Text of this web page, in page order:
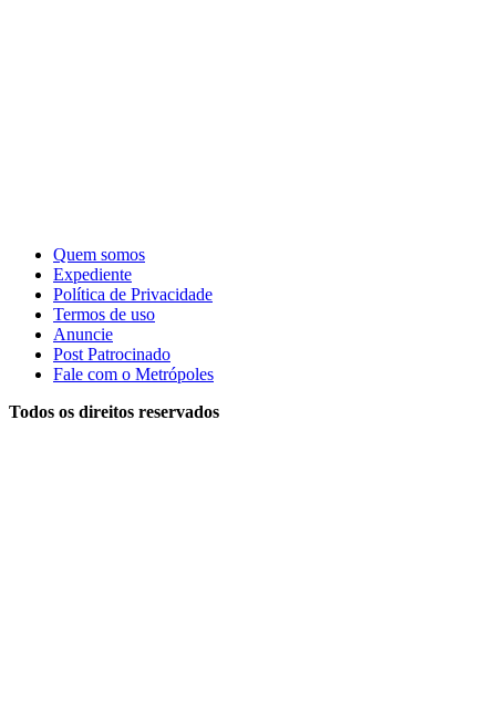
Quem somos
Expediente
Política de Privacidade
Termos de uso
Anuncie
Post Patrocinado
Fale com o Metrópoles
Todos os direitos reservados